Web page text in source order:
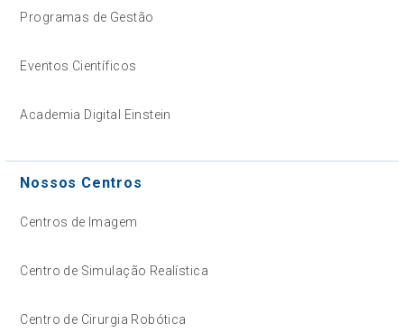
Programas de Gestão
Eventos Científicos
Academia Digital Einstein
Nossos Centros
Centros de Imagem
Centro de Simulação Realística
Centro de Cirurgia Robótica